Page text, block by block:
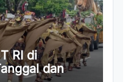
RI di
dan